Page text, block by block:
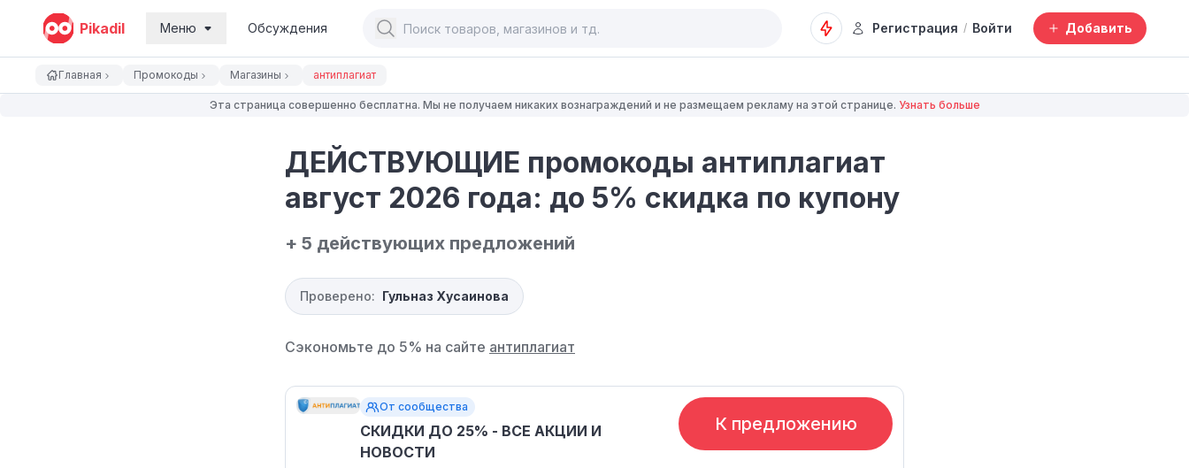
Pikadil Меню Обсуждения Регистрация / Войти Добавить
Главная Промокоды Магазины антиплагиат
Эта страница совершенно бесплатна. Мы не получаем никаких вознаграждений и не размещаем рекламу на этой странице. Узнать больше
ДЕЙСТВУЮЩИЕ промокоды антиплагиат
август 2026 года: до 5% скидка по купону
+ 5 действующих предложений
Проверено: Гульназ Хусаинова
Сэкономьте до 5% на сайте антиплагиат
От сообщества
СКИДКИ ДО 25% - ВСЕ АКЦИИ И
НОВОСТИ
К предложению